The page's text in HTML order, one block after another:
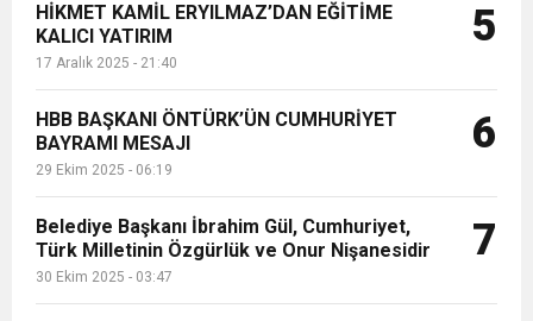
HİKMET KAMİL ERYILMAZ’DAN EĞİTİME
KALICI YATIRIM
17 Aralık 2025 - 21:40
5
HBB BAŞKANI ÖNTÜRK’ÜN CUMHURİYET
BAYRAMI MESAJI
29 Ekim 2025 - 06:19
6
Belediye Başkanı İbrahim Gül, Cumhuriyet,
Türk Milletinin Özgürlük ve Onur Nişanesidir
30 Ekim 2025 - 03:47
7